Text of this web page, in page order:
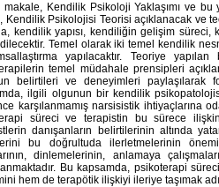
makale, Kendilik Psikoloji Yaklaşımı ve
Kendilik Psikolojisi Teorisi açıklanacak ve
kendilik yapısı, kendiliğin gelişim
Temel olarak iki temel kendilik
yapılacaktır. Teoriye
temel müdahale prensipleri
belirtileri ve deneyimleri paylaşılarak
ilgili olgunun bir kendilik
karşılanmamış narsisistik ihtiyaçlarına
süreci ve terapistin bu sürece
danışanların belirtilerinin altında
bu doğrultuda ilerletmelerinin
dinlemelerinin, anlamaya
Bu kapsamda, psikoterapi
hem de terapötik ilişkiyi ileriye taşımak